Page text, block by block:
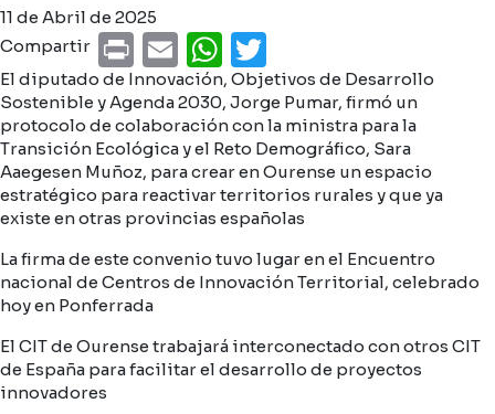
11 de Abril de 2025
Compartir
PrintEmailWhatsApp
El diputado de Innovación, Objetivos de Desarrollo
Sostenible y Agenda 2030, Jorge Pumar, firmó un
protocolo de colaboración con la ministra para la
Transición Ecológica y el Reto Demográfico, Sara
Aaegesen Muñoz, para crear en Ourense un espacio
estratégico para reactivar territorios rurales y que ya
existe en otras provincias españolas
La firma de este convenio tuvo lugar en el Encuentro
nacional de Centros de Innovación Territorial, celebrado
hoy en Ponferrada
El CIT de Ourense trabajará interconectado con otros CIT
de España para facilitar el desarrollo de proyectos
innovadores